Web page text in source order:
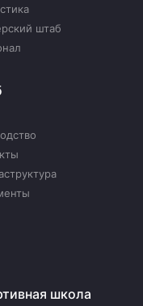
штаб
школа